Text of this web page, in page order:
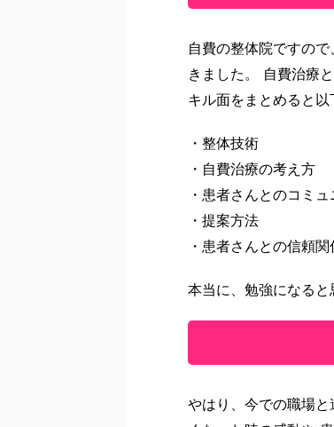
自費の整体院ですの
きました。 自費治療
キル面をまとめると以
・整体技術
・自費治療の考え方
・患者さんとのコミ
・提案方法
・患者さんとの信頼
本当に、勉強になると
やはり、今での職場